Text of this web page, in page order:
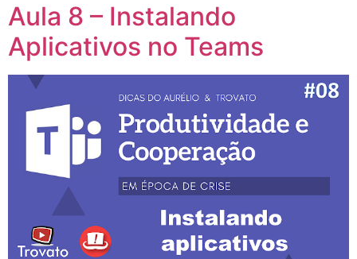
Aula 8 – Instalando
Aplicativos no Teams